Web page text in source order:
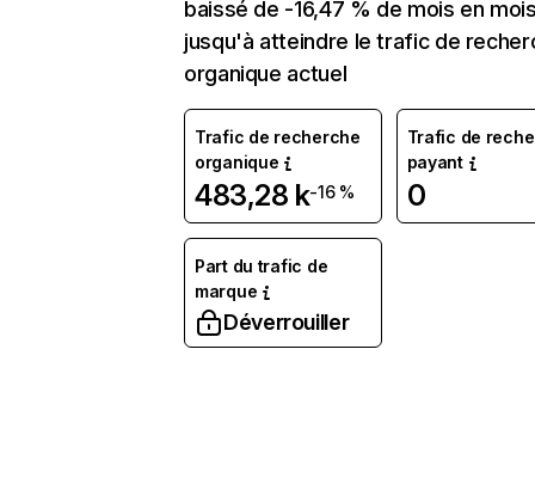
baissé de -16,47 % de mois en
jusqu'à atteindre le trafic de
organique actuel
Trafic de recherche
organique
483,28 k-16 %
Trafic de
payant
0
Part du trafic de
marque
Déverrouiller